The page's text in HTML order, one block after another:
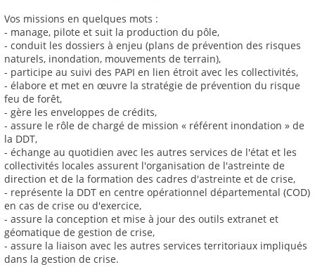
Vos missions en quelques mots :
- manage, pilote et suit la production du pôle,
- conduit les dossiers à enjeu (plans de prévention des risques
naturels, inondation, mouvements de terrain),
- participe au suivi des PAPI en lien étroit avec les collectivités,
- élabore et met en œuvre la stratégie de prévention du risque
feu de forêt,
- gère les enveloppes de crédits,
- assure le rôle de chargé de mission « référent inondation » de
la DDT,
- échange au quotidien avec les autres services de l'état et les
collectivités locales assurent l'organisation de l'astreinte de
direction et de la formation des cadres d'astreinte et de crise,
- représente la DDT en centre opérationnel départemental (COD)
en cas de crise ou d'exercice,
- assure la conception et mise à jour des outils extranet et
géomatique de gestion de crise,
- assure la liaison avec les autres services territoriaux impliqués
dans la gestion de crise.